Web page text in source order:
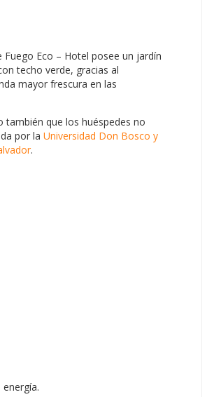
Fuego Eco – Hotel posee un jardín
techo verde, gracias al
mayor frescura en las
también que los huéspedes no
por la Universidad Don Bosco y
.